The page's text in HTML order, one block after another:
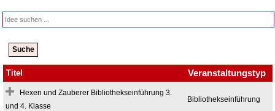
Titel Veranstaltungstyp
Hexen und Zauberer Bibliothekseinführung 3.
und 4. Klasse
Bibliothekseinführung